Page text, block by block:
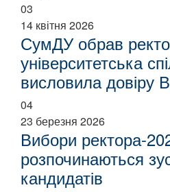
03
14 квітня 2026
СумДУ обрав
університетська
висловила довіру
04
23 березня 2026
Вибори ректора-
розпочинаються
кандидатів